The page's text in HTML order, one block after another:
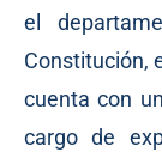
el
Constitución,
cuenta con
cargo de